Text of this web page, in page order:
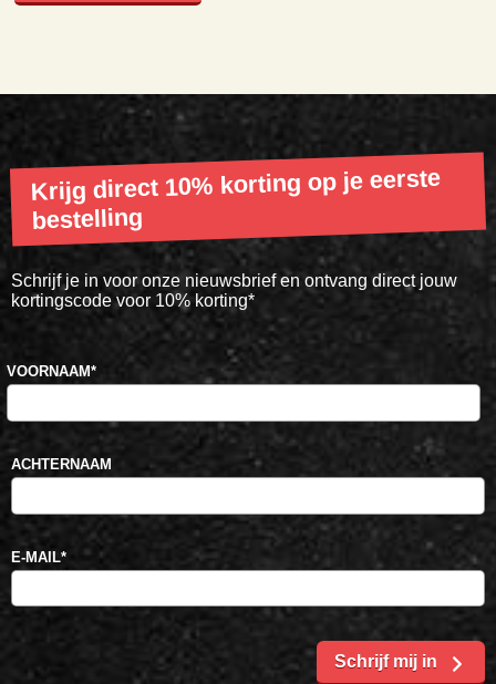
Krijg direct 10% korting op je eerste
bestelling
Schrijf je in voor onze nieuwsbrief en ontvang direct jouw
kortingscode voor 10% korting*
VOORNAAM*
ACHTERNAAM
E-MAIL*
Schrijf mij in